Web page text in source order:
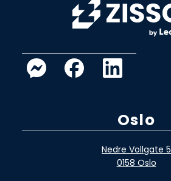
Oslo
Nedre Vollgate 5
0158 Oslo